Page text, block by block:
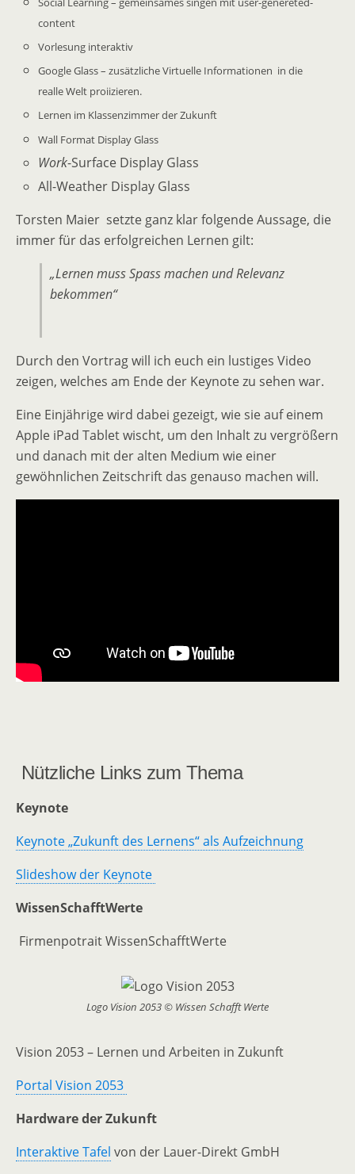
content
Vorlesung interaktiv
Google Glass – zusätzliche Virtuelle Informationen in die
realle Welt proiizieren.
Lernen im Klassenzimmer der Zukunft
Wall Format Display Glass
Work-Surface Display Glass
All-Weather Display Glass
Torsten Maier setzte ganz klar folgende Aussage, die
immer für das erfolgreichen Lernen gilt:
„Lernen muss Spass machen und Relevanz
bekommen“
Durch den Vortrag will ich euch ein lustiges Video
zeigen, welches am Ende der Keynote zu sehen war.
Eine Einjährige wird dabei gezeigt, wie sie auf einem
Apple iPad Tablet wischt, um den Inhalt zu vergrößern
und danach mit der alten Medium wie einer
gewöhnlichen Zeitschrift das genauso machen will.
Nützliche Links zum Thema
Keynote
Keynote „Zukunft des Lernens“ als Aufzeichnung
Slideshow der Keynote
WissenSchafftWerte
Firmenpotrait WissenSchafftWerte
Logo Vision 2053 © Wissen Schafft Werte
Vision 2053 – Lernen und Arbeiten in Zukunft
Portal Vision 2053
Hardware der Zukunft
Interaktive Tafel von der Lauer-Direkt GmbH